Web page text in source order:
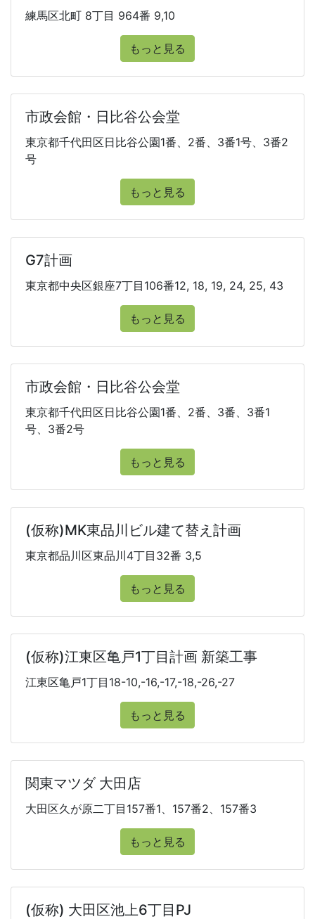
練馬区北町 8丁目 964番 9,10
もっと見る
市政会館・日比谷公会堂
東京都千代田区日比谷公園1番、2番、3番1号、3番2
号
もっと見る
G7計画
東京都中央区銀座7丁目106番12, 18, 19, 24, 25, 43
もっと見る
市政会館・日比谷公会堂
東京都千代田区日比谷公園1番、2番、3番、3番1
号、3番2号
もっと見る
(仮称)MK東品川ビル建て替え計画
東京都品川区東品川4丁目32番 3,5
もっと見る
(仮称)江東区亀戸1丁目計画 新築工事
江東区亀戸1丁目18-10,-16,-17,-18,-26,-27
もっと見る
関東マツダ 大田店
大田区久が原二丁目157番1、157番2、157番3
もっと見る
(仮称) 大田区池上6丁目PJ